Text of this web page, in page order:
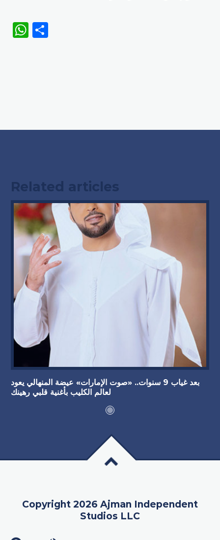
WhatsApp
Related articles
بعد غياب 9 سنوات.. «صوت الإمارات» عيضة المنهالي يعود
لعالم الكليب بأغنية قلبي رهينك
Copyright 2026 Ajman Independent
Studios LLC